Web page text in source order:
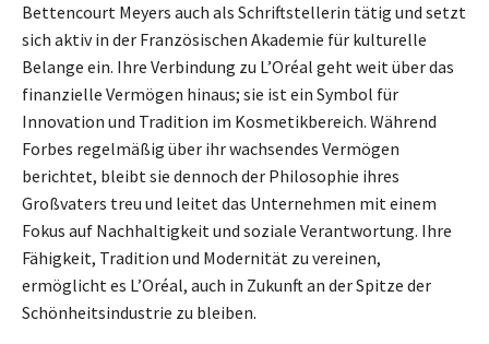
Bettencourt Meyers auch als Schriftstellerin tätig und setzt
sich aktiv in der Französischen Akademie für kulturelle
Belange ein. Ihre Verbindung zu L’Oréal geht weit über das
finanzielle Vermögen hinaus; sie ist ein Symbol für
Innovation und Tradition im Kosmetikbereich. Während
Forbes regelmäßig über ihr wachsendes Vermögen
berichtet, bleibt sie dennoch der Philosophie ihres
Großvaters treu und leitet das Unternehmen mit einem
Fokus auf Nachhaltigkeit und soziale Verantwortung. Ihre
Fähigkeit, Tradition und Modernität zu vereinen,
ermöglicht es L’Oréal, auch in Zukunft an der Spitze der
Schönheitsindustrie zu bleiben.